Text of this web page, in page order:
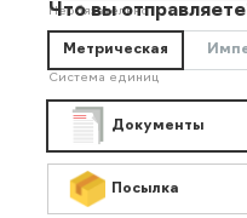
Необязательно
Что вы
Метрическая
Система единиц
Документы
Посылка